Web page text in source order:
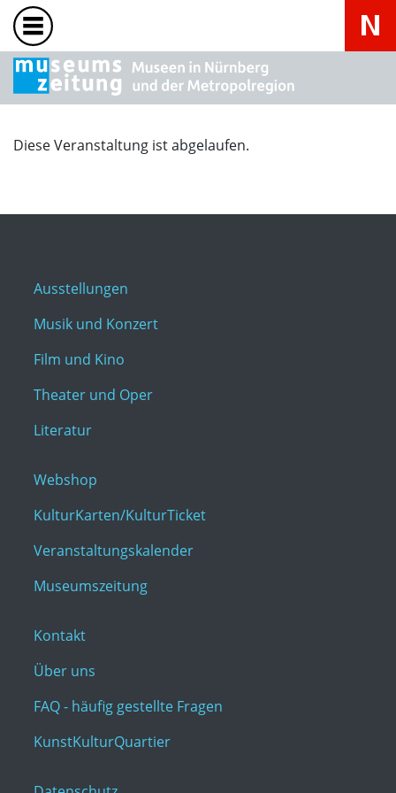
Diese Veranstaltung ist abgelaufen.
Ausstellungen
Musik und Konzert
Film und Kino
Theater und Oper
Literatur
Webshop
KulturKarten/KulturTicket
Veranstaltungskalender
Museumszeitung
Kontakt
Über uns
FAQ - häufig gestellte Fragen
KunstKulturQuartier